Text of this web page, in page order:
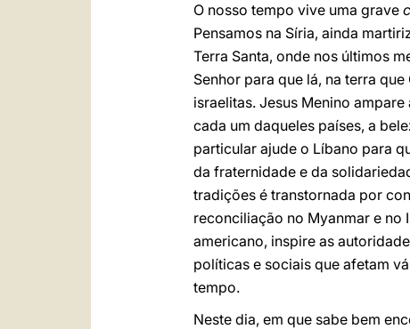
O nosso tempo vive uma grave
Pensamos na Síria, ainda
Terra Santa, onde nos últimos
Senhor para que lá, na terra
israelitas. Jesus Menino
cada um daqueles países, a
particular ajude o Líbano para
da fraternidade e da
tradições é transtornada por
reconciliação no Myanmar e no
americano, inspire as
políticas e sociais que afetam
tempo.
Neste dia, em que sabe bem